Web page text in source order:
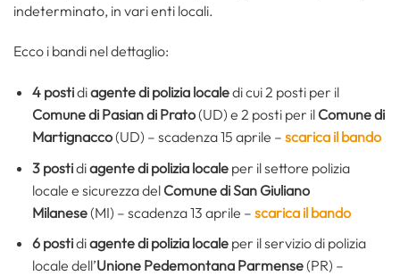
indeterminato, in vari enti locali.
Ecco i bandi nel dettaglio:
4 postidiagente di polizia localedi cui 2 posti per il
Comune di Pasian di Prato(UD) e 2 posti per il Comune di
Martignacco(UD) – scadenza 15 aprile – scarica il bando
3 postidiagente di polizia localeper il settore polizia
locale e sicurezza del Comune di San Giuliano
Milanese(MI) – scadenza 13 aprile – scarica il bando
6 postidiagente di polizia localeper il servizio di polizia
locale dell’Unione Pedemontana Parmense(PR) –